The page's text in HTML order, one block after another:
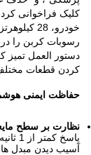
کلیک فراخوانی
دستور العمل تمیز
کردن قطعات
حفاظت ایمنی
نظارت بر سطح
آسیب دیدن مبدل ها